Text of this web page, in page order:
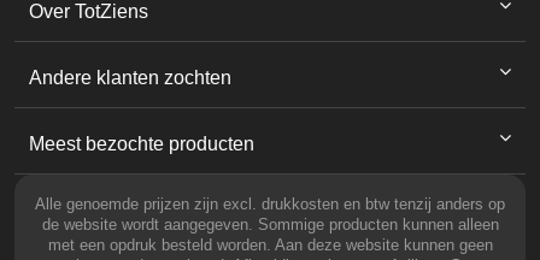
Over TotZiens
Andere klanten zochten
Meest bezochte producten
Alle genoemde prijzen zijn excl. drukkosten en btw tenzij anders op
de website wordt aangegeven. Sommige producten kunnen alleen
met een opdruk besteld worden. Aan deze website kunnen geen